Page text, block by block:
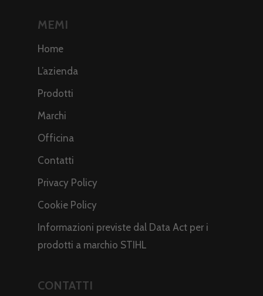
MEMI
Home
L’azienda
Prodotti
Marchi
Officina
Contatti
Privacy Policy
Cookie Policy
Informazioni previste dal Data Act per i
prodotti a marchio STIHL
CONTATTI